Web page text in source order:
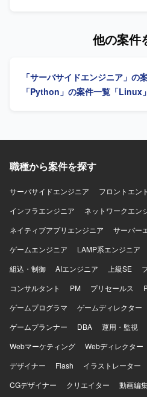
ら、研究開発の加速、顧客体験
ケーションの設計・実装・テス
ャットボットの開発、プロンプ
【求める人物像】 新しい状況を
揮し、あいまいさを許容しなが
調性があり、探究心をもってい
果をあげるために必要なスキル
ある方を求めています。 【ポジションの魅力】 太陽光発電
所ソリューションや蓄電所ソリ
ロセスに関わることができます。 【開発環境】 生成AI
やLLMを活用したPoC開発およ
他の案件
「サーバサイドエンジニア」の
「Python」の案件一覧 「Linux
職種から案件を探す
サーバサイドエンジニア
フロントエン
インフラエンジニア
ネットワークエン
ネイティブアプリエンジニア
サーバー
ゲームエンジニア
LAMP系エンジニア
組込・制御
AIエンジニア 上級SE
コンサルタント
PM プリセールス
ゲームプログラマ
ゲームディレクター
ゲームプランナー
DBA 運用・監視
Webマーケティング
Webディレクター
デザイナー
Flash イラストレーター
CGデザイナー
クリエイター 動画編